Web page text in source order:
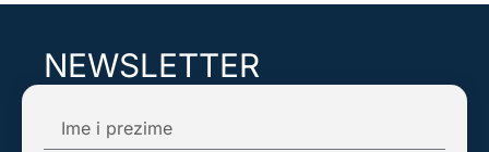
NEWSLETTER
dobijali obaveštenja o najnovijim dešavanjima!